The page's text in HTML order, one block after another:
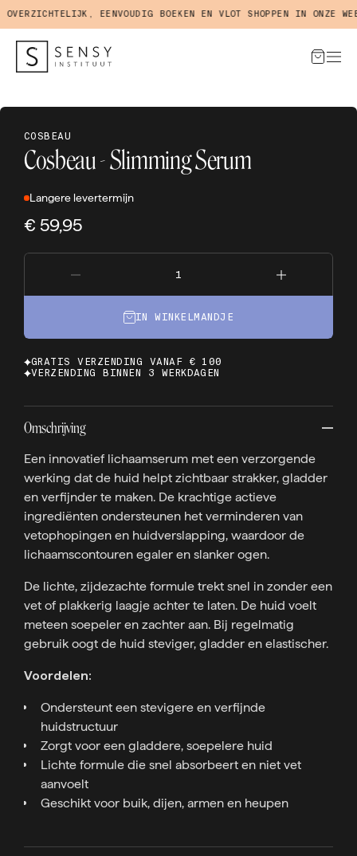
EENVOUDIG BOEKEN EN VLOT SHOPPEN IN ONZE
COSBEAU
Cosbeau - Slimming Serum
Langere levertermijn
€ 59,95
IN WINKELMANDJE
GRATIS VERZENDING VANAF € 100
VERZENDING BINNEN 3 WERKDAGEN
Omschrijving
Een innovatief lichaamserum met een verzorgende
werking dat de huid helpt zichtbaar strakker, gladder
en verfijnder te maken. De krachtige actieve
ingrediënten ondersteunen het verminderen van
vetophopingen en huidverslapping, waardoor de
lichaamscontouren egaler en slanker ogen.
De lichte, zijdezachte formule trekt snel in zonder een
vet of plakkerig laagje achter te laten. De huid voelt
meteen soepeler en zachter aan. Bij regelmatig
gebruik oogt de huid steviger, gladder en elastischer.
Voordelen:
Ondersteunt een stevigere en verfijnde
huidstructuur
Zorgt voor een gladdere, soepelere huid
Lichte formule die snel absorbeert en niet vet
aanvoelt
Geschikt voor buik, dijen, armen en heupen